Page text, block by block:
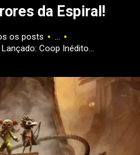
da Espiral!
os posts
...
Coop Inédito...